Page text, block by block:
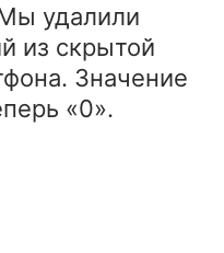
удалили
из скрытой
Значение
«0».